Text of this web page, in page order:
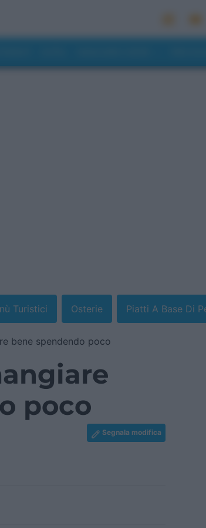
Turistici Osterie Piatti A Base Di
bene spendendo poco
poco
Segnala modifica